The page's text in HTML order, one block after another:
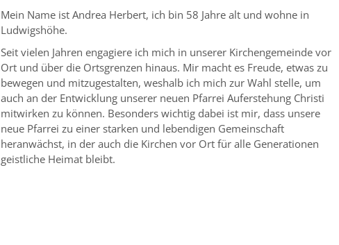
Mein Name ist Andrea Herbert, ich bin 58 Jahre alt und wohne in
Ludwigshöhe.
Seit vielen Jahren engagiere ich mich in unserer Kirchengemeinde vor
Ort und über die Ortsgrenzen hinaus. Mir macht es Freude, etwas zu
bewegen und mitzugestalten, weshalb ich mich zur Wahl stelle, um
auch an der Entwicklung unserer neuen Pfarrei Auferstehung Christi
mitwirken zu können. Besonders wichtig dabei ist mir, dass unsere
neue Pfarrei zu einer starken und lebendigen Gemeinschaft
heranwächst, in der auch die Kirchen vor Ort für alle Generationen
geistliche Heimat bleibt.